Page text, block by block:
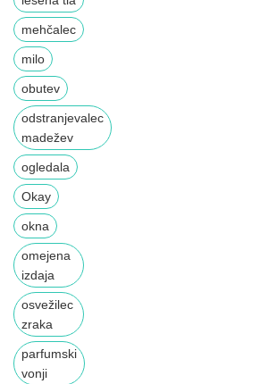
mehčalec
milo
obutev
odstranjevalec
madežev
ogledala
Okay
okna
omejena
izdaja
osvežilec
zraka
parfumski
vonji